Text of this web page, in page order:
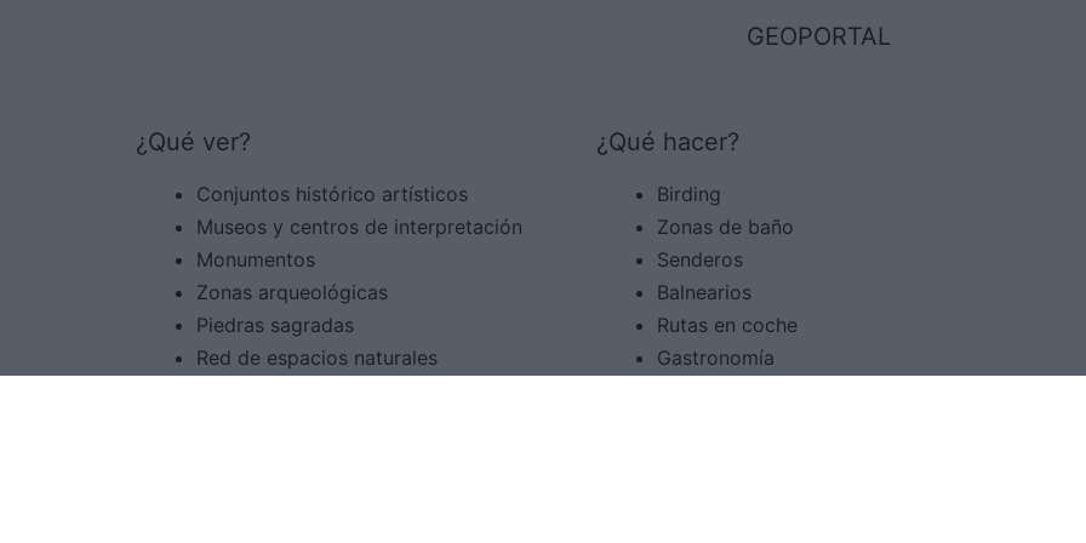
GEOPORTAL
¿Qué ver?
Conjuntos histórico artísticos
Museos y centros de interpretación
Monumentos
Zonas arqueológicas
Piedras sagradas
Red de espacios naturales
¿Qué hacer?
Birding
Zonas de baño
Senderos
Balnearios
Rutas en coche
Gastronomía